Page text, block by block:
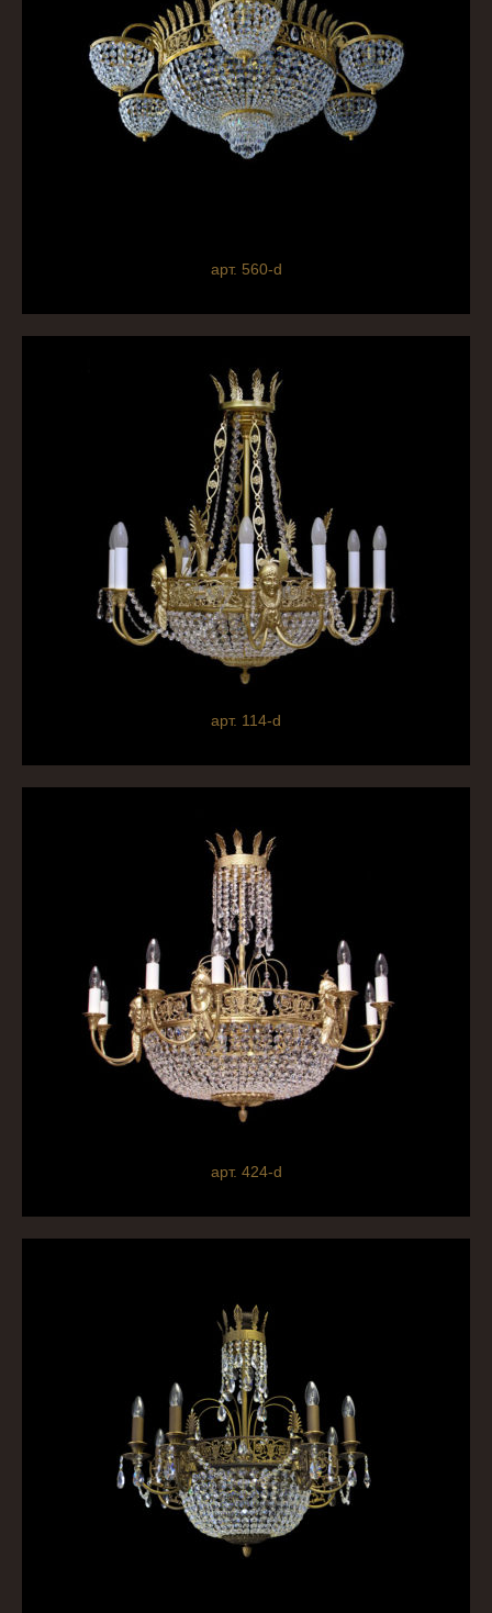
арт. 560-d
арт. 114-d
арт. 424-d